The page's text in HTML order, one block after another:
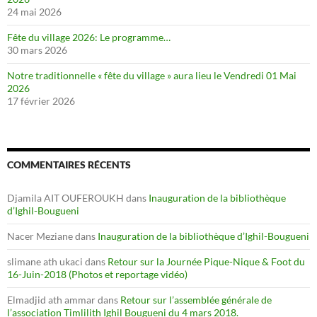
24 mai 2026
Fête du village 2026: Le programme…
30 mars 2026
Notre traditionnelle « fête du village » aura lieu le Vendredi 01 Mai
2026
17 février 2026
COMMENTAIRES RÉCENTS
Djamila AIT OUFEROUKH dans Inauguration de la bibliothèque
d’Ighil-Bougueni
Nacer Mezianedans Inauguration de la bibliothèque d’Ighil-Bougueni
slimane ath ukaci dans Retour sur la Journée Pique-Nique & Foot du
16-Juin-2018 (Photos et reportage vidéo)
Elmadjid ath ammardans Retour sur l’assemblée générale de
l’association Timlilith Ighil Bougueni du 4 mars 2018.